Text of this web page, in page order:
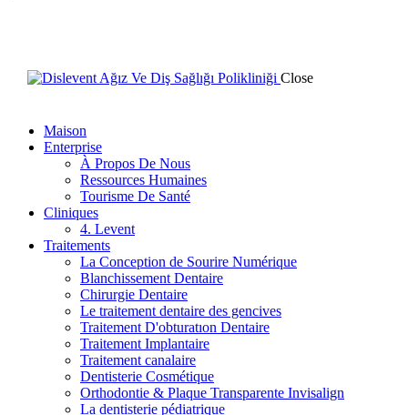
Close
Maison
Enterprise
À Propos De Nous
Ressources Humaines
Tourisme De Santé
Cliniques
4. Levent
Traitements
La Conception de Sourire Numérique
Blanchissement Dentaire
Chirurgie Dentaire
Le traitement dentaire des gencives
Traitement D'obturatıon Dentaire
Traitement Implantaire
Traitement canalaire
Dentisterie Cosmétique
Orthodontie & Plaque Transparente Invisalign
La dentisterie pédiatrique